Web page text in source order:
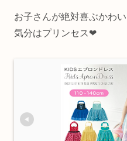
お子さんが絶対喜ぶかわ
気分はプリンセス❤